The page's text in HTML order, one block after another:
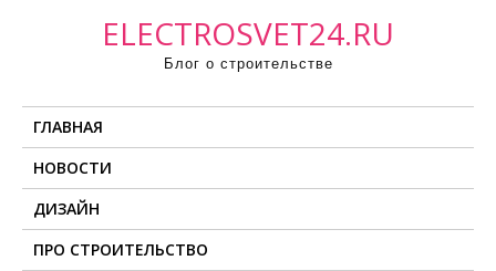
ELECTROSVET24.RU
Блог о строительстве
ГЛАВНАЯ
НОВОСТИ
ДИЗАЙН
ПРО СТРОИТЕЛЬСТВО